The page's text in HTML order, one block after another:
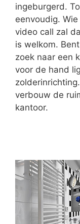
ingeburgerd.
eenvoudig.
video call zal
is welkom.
zoek naar een
voor de hand
verbouw de
kantoor.